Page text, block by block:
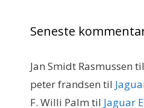
Seneste
Jan Smidt Rasmussen til
peter frandsen til
F. Willi Palm til Jaguar